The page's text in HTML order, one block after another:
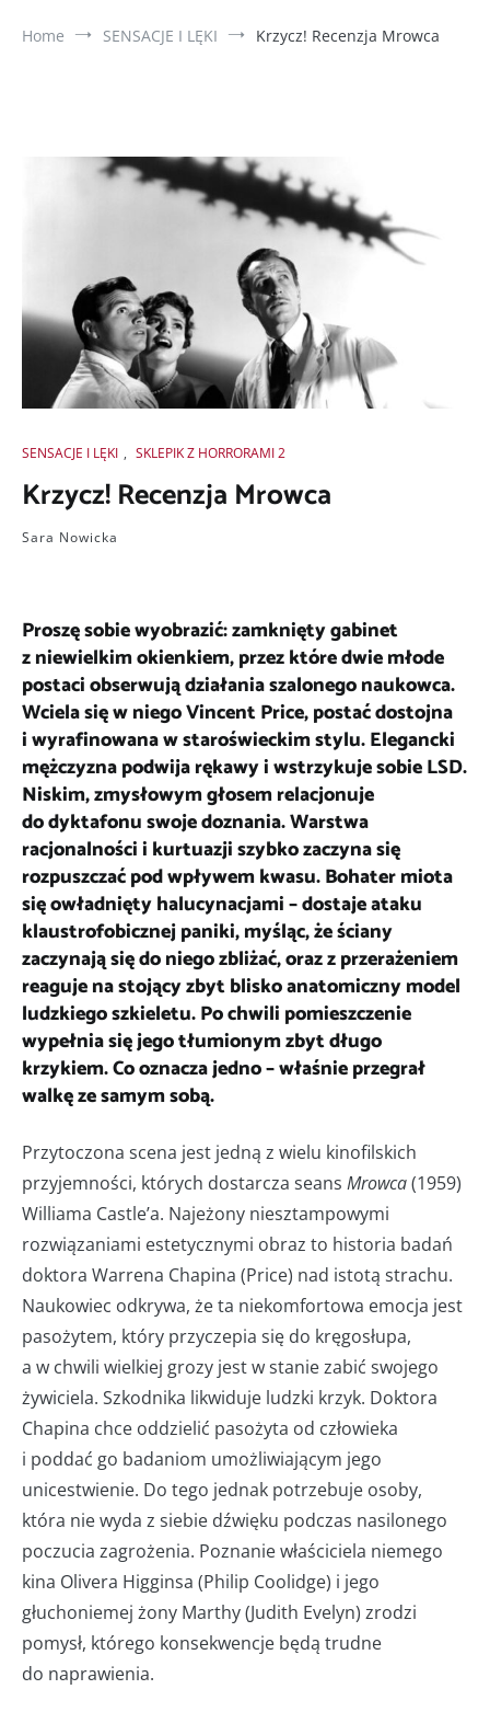
Home
SENSACJE I LĘKI Krzycz! Recenzja Mrowca
SENSACJE I LĘKI , SKLEPIK Z HORRORAMI 2
Krzycz! Recenzja Mrowca
Sara Nowicka
Proszę sobie wyobrazić: zamknięty gabinet
z niewielkim okienkiem, przez które dwie młode
postaci obserwują działania szalonego naukowca.
Wciela się w niego Vincent Price, postać dostojna
i wyrafinowana w staroświeckim stylu. Elegancki
mężczyzna podwija rękawy i wstrzykuje sobie LSD.
Niskim, zmysłowym głosem relacjonuje
do dyktafonu swoje doznania. Warstwa
racjonalności i kurtuazji szybko zaczyna się
rozpuszczać pod wpływem kwasu. Bohater miota
się owładnięty halucynacjami – dostaje ataku
klaustrofobicznej paniki, myśląc, że ściany
zaczynają się do niego zbliżać, oraz z przerażeniem
reaguje na stojący zbyt blisko anatomiczny model
ludzkiego szkieletu. Po chwili pomieszczenie
wypełnia się jego tłumionym zbyt długo
krzykiem. Co oznacza jedno – właśnie przegrał
walkę ze samym sobą.
Przytoczona scena jest jedną z wielu kinofilskich
przyjemności, których dostarcza seans Mrowca(1959)
Williama Castle’a. Najeżony niesztampowymi
rozwiązaniami estetycznymi obraz to historia badań
doktora Warrena Chapina (Price) nad istotą strachu.
Naukowiec odkrywa, że ta niekomfortowa emocja jest
pasożytem, który przyczepia się do kręgosłupa,
a w chwili wielkiej grozy jest w stanie zabić swojego
żywiciela. Szkodnika likwiduje ludzki krzyk. Doktora
Chapina chce oddzielić pasożyta od człowieka
i poddać go badaniom umożliwiającym jego
unicestwienie. Do tego jednak potrzebuje osoby,
która nie wyda z siebie dźwięku podczas nasilonego
poczucia zagrożenia. Poznanie właściciela niemego
kina Olivera Higginsa (Philip Coolidge) i jego
głuchoniemej żony Marthy (Judith Evelyn) zrodzi
pomysł, którego konsekwencje będą trudne
do naprawienia.